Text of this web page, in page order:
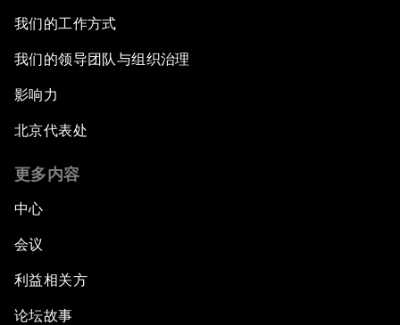
我们的工作方式
我们的领导团队与组织治理
影响力
北京代表处
更多内容
中心
会议
利益相关方
论坛故事